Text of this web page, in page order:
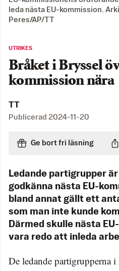
leda nästa EU-kommission.
Peres/AP/TT
UTRIKES
Bråket i Bryssel
kommission nära
TT
Publicerad 2024-11-20
Ge bort fri läsning
Ledande partigrupper
godkänna nästa EU-
bland annat gällt ett
som man inte kunde
Därmed skulle nästa
vara redo att inleda
De ledande partigrupperna